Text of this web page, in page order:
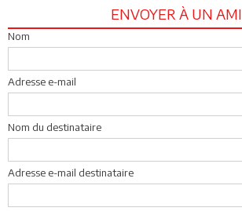
ENVOYER À UN AMI
Nom
Adresse e-mail
Nom du destinataire
Adresse e-mail destinataire